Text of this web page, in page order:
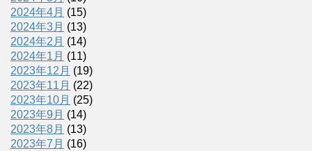
2024年4月 (15)
2024年3月 (13)
2024年2月 (14)
2024年1月 (11)
2023年12月 (19)
2023年11月 (22)
2023年10月 (25)
2023年9月 (14)
2023年8月 (13)
2023年7月 (16)